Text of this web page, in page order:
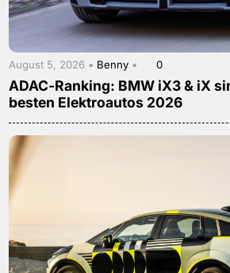
August 5, 2026 • Benny • 0
ADAC-Ranking: BMW iX3 & iX
besten Elektroautos 2026